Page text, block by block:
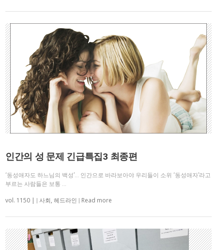
인간의 성 문제 긴급특집3 최종편
‘동성애자도 하느님의 백성’… 인간으로 바라보아야 우리들이 소위 ‘동성애자’라고
부르는 사람들은 보통 …
vol. 1150 | 사회 ,헤드라인 Read more